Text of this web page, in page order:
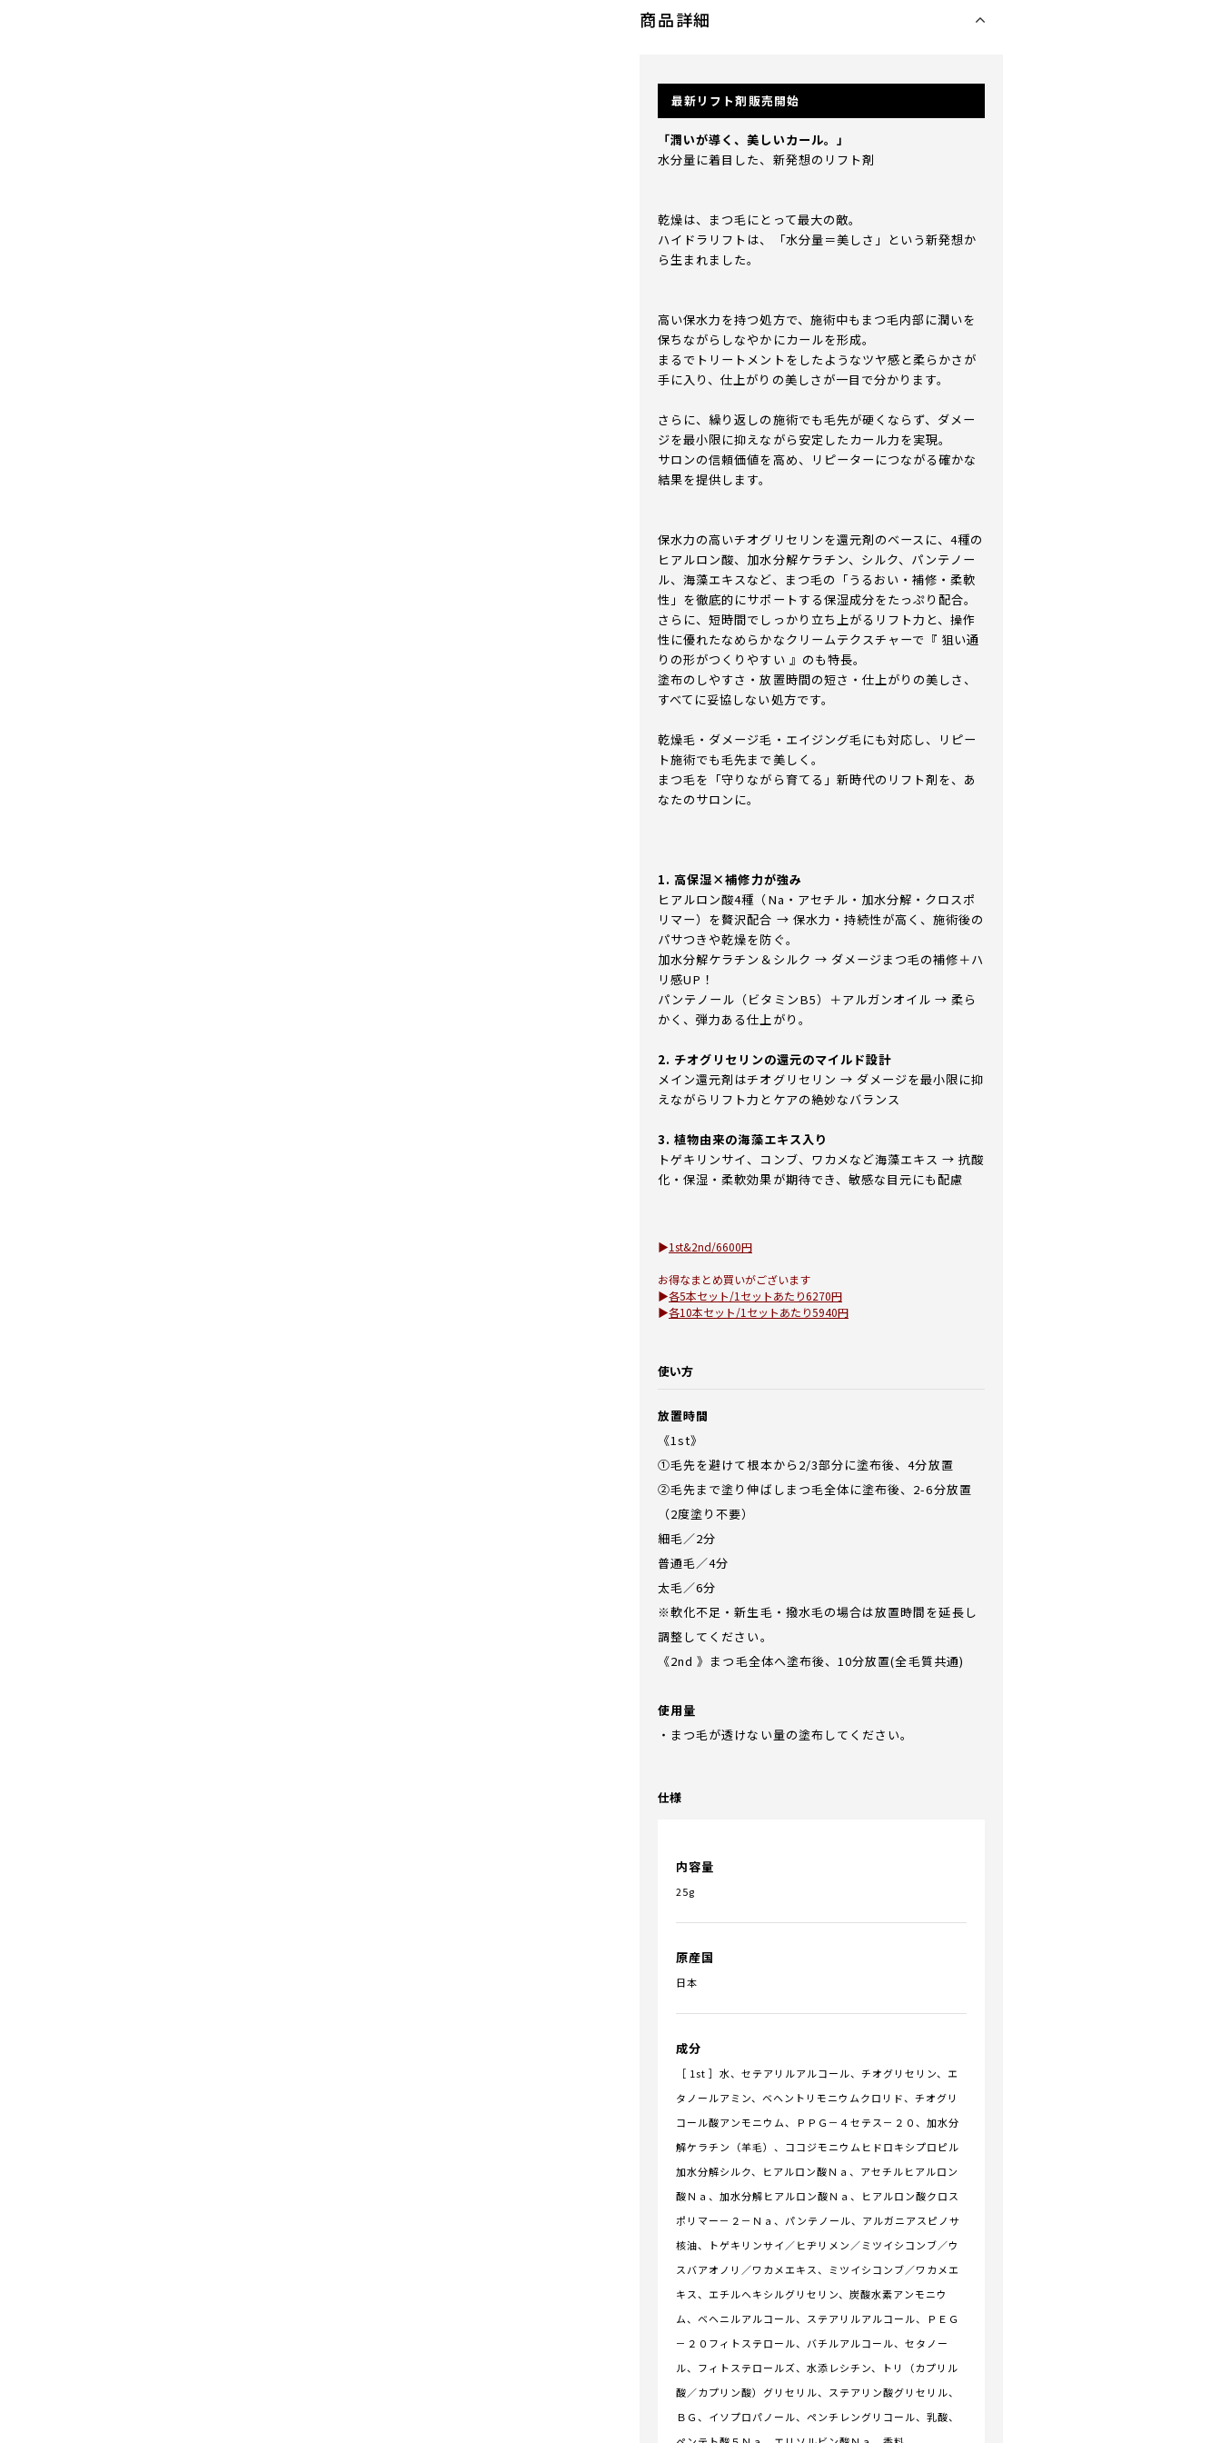
商品詳細
最新リフト剤販売開始
「潤いが導く、美しいカール。」
水分量に着目した、新発想のリフト剤
乾燥は、まつ毛にとって最大の敵。
ハイドラリフトは、「水分量＝美しさ」という新発想か
ら生まれました。
高い保水力を持つ処方で、施術中もまつ毛内部に潤いを
保ちながらしなやかにカールを形成。
まるでトリートメントをしたようなツヤ感と柔らかさが
手に入り、仕上がりの美しさが一目で分かります。
さらに、繰り返しの施術でも毛先が硬くならず、ダメー
ジを最小限に抑えながら安定したカール力を実現。
サロンの信頼価値を高め、リピーターにつながる確かな
結果を提供します。
保水力の高いチオグリセリンを還元剤のベースに、4種の
ヒアルロン酸、加水分解ケラチン、シルク、パンテノー
ル、海藻エキスなど、まつ毛の「うるおい・補修・柔軟
性」を徹底的にサポートする保湿成分をたっぷり配合。
さらに、短時間でしっかり立ち上がるリフト力と、操作
性に優れたなめらかなクリームテクスチャーで『 狙い通
りの形がつくりやすい 』のも特長。
塗布のしやすさ・放置時間の短さ・仕上がりの美しさ、
すべてに妥協しない処方です。
乾燥毛・ダメージ毛・エイジング毛にも対応し、リピー
ト施術でも毛先まで美しく。
まつ毛を「守りながら育てる」新時代のリフト剤を、あ
なたのサロンに。
1. 高保湿×補修力が強み
ヒアルロン酸4種（Na・アセチル・加水分解・クロスポ
リマー）を贅沢配合 → 保水力・持続性が高く、施術後の
パサつきや乾燥を防ぐ。
加水分解ケラチン＆シルク → ダメージまつ毛の補修＋ハ
リ感UP！
パンテノール（ビタミンB5）＋アルガンオイル → 柔ら
かく、弾力ある仕上がり。
2. チオグリセリンの還元のマイルド設計
メイン還元剤はチオグリセリン → ダメージを最小限に抑
えながらリフト力とケアの絶妙なバランス
3. 植物由来の海藻エキス入り
トゲキリンサイ、コンブ、ワカメなど海藻エキス → 抗酸
化・保湿・柔軟効果が期待でき、敏感な目元にも配慮
▶︎1st&2nd/6600円
お得なまとめ買いがございます
▶︎各5本セット/1セットあたり6270円
▶︎各10本セット/1セットあたり5940円
使い方
放置時間
《1st》
①毛先を避けて根本から2/3部分に塗布後、4分放置
②毛先まで塗り伸ばしまつ毛全体に塗布後、2-6分放置
（2度塗り不要）
細毛／2分
普通毛／4分
太毛／6分
※軟化不足・新生毛・撥水毛の場合は放置時間を延長し
調整してください。
《2nd 》まつ毛全体へ塗布後、10分放置(全毛質共通)
使用量
・まつ毛が透けない量の塗布してください。
仕様
内容量
25g
原産国
日本
成分
［ 1st ］水、セテアリルアルコール、チオグリセリン、エ
タノールアミン、ベヘントリモニウムクロリド、チオグリ
コール酸アンモニウム、ＰＰＧ－４セテス－２０、加水分
解ケラチン（羊毛）、ココジモニウムヒドロキシプロピル
加水分解シルク、ヒアルロン酸Ｎａ、アセチルヒアルロン
酸Ｎａ、加水分解ヒアルロン酸Ｎａ、ヒアルロン酸クロス
ポリマー－２－Ｎａ、パンテノール、アルガニアスピノサ
核油、トゲキリンサイ／ヒヂリメン／ミツイシコンブ／ウ
スバアオノリ／ワカメエキス、ミツイシコンブ／ワカメエ
キス、エチルヘキシルグリセリン、炭酸水素アンモニウ
ム、ベヘニルアルコール、ステアリルアルコール、ＰＥＧ
－２０フィトステロール、バチルアルコール、セタノー
ル、フィトステロールズ、水添レシチン、トリ（カプリル
酸／カプリン酸）グリセリル、ステアリン酸グリセリル、
ＢＧ、イソプロパノール、ペンチレングリコール、乳酸、
カートへ進む